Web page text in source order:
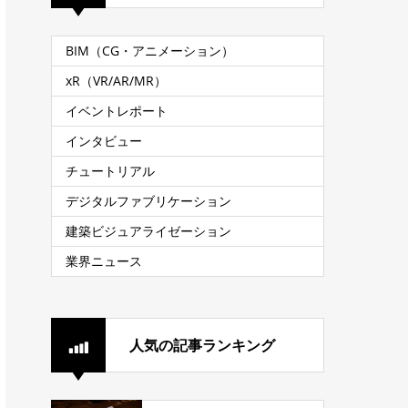
BIM（CG・アニメーション）
xR（VR/AR/MR）
イベントレポート
インタビュー
チュートリアル
デジタルファブリケーション
建築ビジュアライゼーション
業界ニュース
人気の記事ランキング